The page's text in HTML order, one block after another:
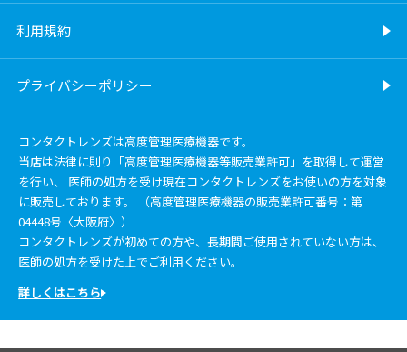
利用規約
プライバシーポリシー
コンタクトレンズは高度管理医療機器です。
当店は法律に則り「高度管理医療機器等販売業許可」を取得して運営
を行い、 医師の処方を受け現在コンタクトレンズをお使いの方を対象
に販売しております。 （高度管理医療機器の販売業許可番号：第
04448号〈大阪府〉）
コンタクトレンズが初めての方や、長期間ご使用されていない方は、
医師の処方を受けた上でご利用ください。
詳しくはこちら